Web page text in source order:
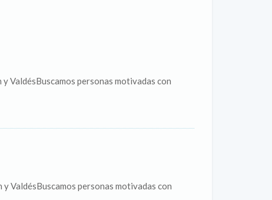
ValdésBuscamos personas motivadas con
ValdésBuscamos personas motivadas con